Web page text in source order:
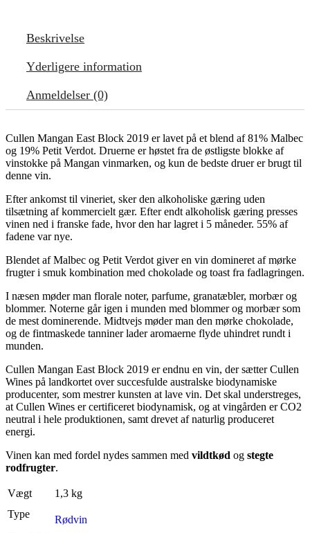
Beskrivelse
Yderligere information
Anmeldelser (0)
Cullen Mangan East Block 2019 er lavet på et blend af 81% Malbec
og 19% Petit Verdot. Druerne er høstet fra de østligste blokke af
vinstokke på Mangan vinmarken, og kun de bedste druer er brugt til
denne vin.
Efter ankomst til vineriet, sker den alkoholiske gæring uden
tilsætning af kommercielt gær. Efter endt alkoholisk gæring presses
vinen ned i franske fade, hvor den har lagret i 5 måneder. 55% af
fadene var nye.
Blendet af Malbec og Petit Verdot giver en vin domineret af mørke
frugter i smuk kombination med chokolade og toast fra fadlagringen.
I næsen møder man florale noter, parfume, granatæbler, morbær og
blommer. Noterne går igen i munden med blommer og morbær som
de mest dominerende. Midtvejs møder man den mørke chokolade,
og de fintmaskede tanniner lader aromaerne flyde uhindret rundt i
munden.
Cullen Mangan East Block 2019 er endnu en vin, der sætter Cullen
Wines på landkortet over succesfulde australske biodynamiske
producenter, som mestrer kunsten at lave vin. Det skal understreges,
at Cullen Wines er certificeret biodynamisk, og at vingården er CO2
neutral i hele produktionen, samt drevet af naturlig produceret
energi.
Vinen kan med fordel nydes sammen med vildtkød og stegte
rodfrugter.
Vægt
1,3 kg
Type
Rødvin